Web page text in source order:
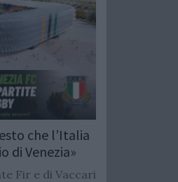
che l’Italia
di Venezia»
Fir e di Vaccari